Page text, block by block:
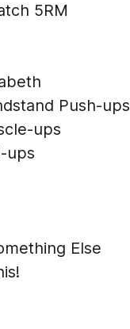
5RM
Push-ups
ups
ups
Else